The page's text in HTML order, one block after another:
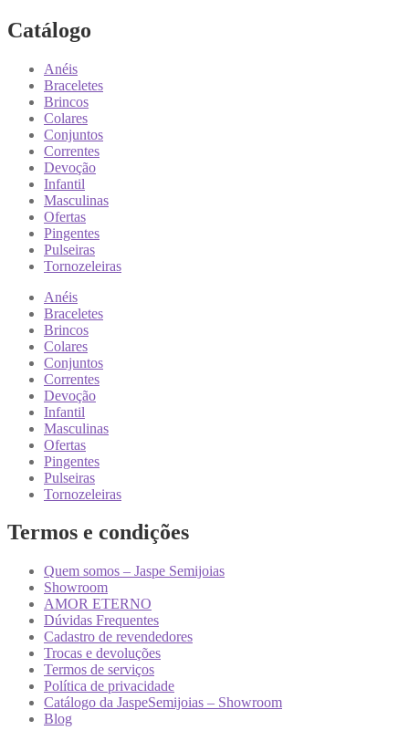
Catálogo
Anéis
Braceletes
Brincos
Colares
Conjuntos
Correntes
Devoção
Infantil
Masculinas
Ofertas
Pingentes
Pulseiras
Tornozeleiras
Anéis
Braceletes
Brincos
Colares
Conjuntos
Correntes
Devoção
Infantil
Masculinas
Ofertas
Pingentes
Pulseiras
Tornozeleiras
Termos e condições
Quem somos – Jaspe Semijoias
Showroom
AMOR ETERNO
Dúvidas Frequentes
Cadastro de revendedores
Trocas e devoluções
Termos de serviços
Política de privacidade
Catálogo da JaspeSemijoias – Showroom
Blog